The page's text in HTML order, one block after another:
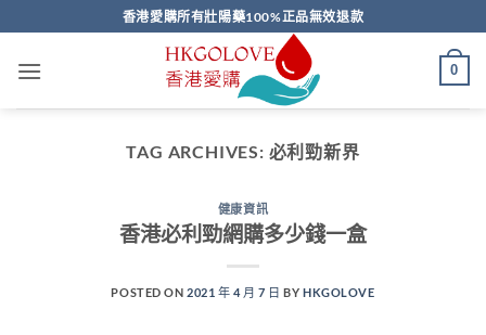
to
content
香港愛購所有壯陽藥100%正品無效退款
0
TAG ARCHIVES: 必利勁新界
健康資訊
香港必利勁網購多少錢一盒
POSTED ON2021 年 4 月 7 日 BYHKGOLOVE